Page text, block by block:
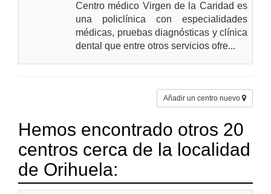
Centro médico Virgen de la Caridad es
una policlínica con especialidades
médicas, pruebas diagnósticas y clínica
dental que entre otros servicios ofre...
Añadir un centro nuevo
Hemos encontrado otros 20
centros cerca de la localidad
de Orihuela: